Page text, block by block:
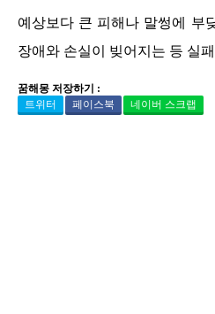
예상보다 큰 피해나 말썽에 부
장애와 손실이 빚어지는 등 실
꿈해몽 저장하기 :
트위터
페이스북 네이버 스크랩